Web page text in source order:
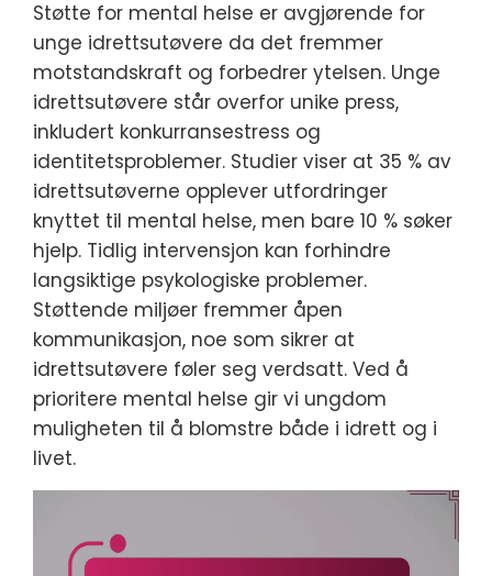
Støtte for mental helse er avgjørende for
unge idrettsutøvere da det fremmer
motstandskraft og forbedrer ytelsen. Unge
idrettsutøvere står overfor unike press,
inkludert konkurransestress og
identitetsproblemer. Studier viser at 35 % av
idrettsutøverne opplever utfordringer
knyttet til mental helse, men bare 10 % søker
hjelp. Tidlig intervensjon kan forhindre
langsiktige psykologiske problemer.
Støttende miljøer fremmer åpen
kommunikasjon, noe som sikrer at
idrettsutøvere føler seg verdsatt. Ved å
prioritere mental helse gir vi ungdom
muligheten til å blomstre både i idrett og i
livet.